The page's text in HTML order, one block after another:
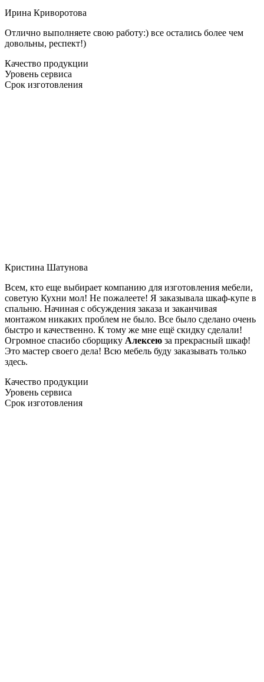
Ирина Криворотова
Отлично выполняете свою работу:) все остались более чем
довольны, респект!)
Качество продукции
Уровень сервиса
Срок изготовления
Кристина Шатунова
Всем, кто еще выбирает компанию для изготовления мебели,
советую Кухни мол! Не пожалеете! Я заказывала шкаф-купе в
спальню. Начиная с обсуждения заказа и заканчивая
монтажом никаких проблем не было. Все было сделано очень
быстро и качественно. К тому же мне ещё скидку сделали!
Огромное спасибо сборщику Алексею за прекрасный шкаф!
Это мастер своего дела! Всю мебель буду заказывать только
здесь.
Качество продукции
Уровень сервиса
Срок изготовления